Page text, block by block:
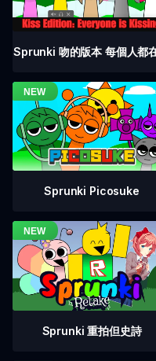
Sprunki 吻的版本 每個人都
Sprunki Picosuke
Sprunki 重拍但史詩